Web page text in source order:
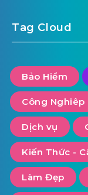
Tag Cloud
Bảo Hiểm
Công Nghiêp
Dịch vụ
Kiến Thức -
Làm Đẹp